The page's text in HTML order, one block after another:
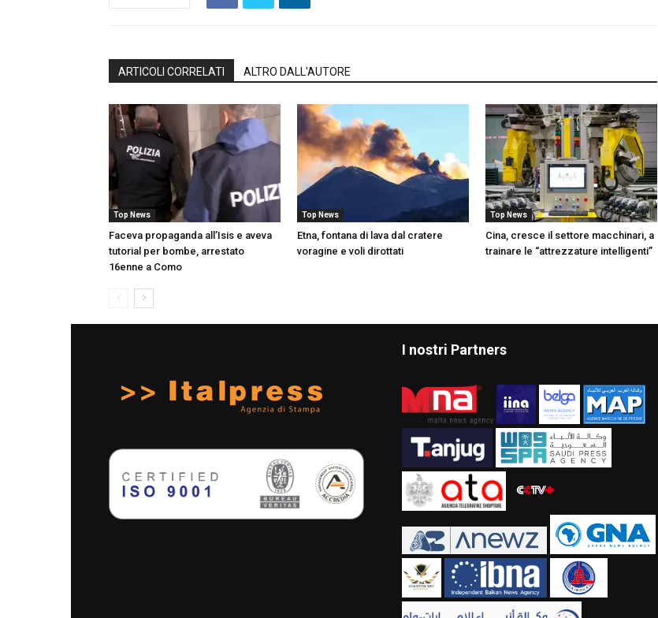
ARTICOLI CORRELATI ALTRO DALL'AUTORE
Top News
Faceva propaganda all’Isis e aveva
tutorial per bombe, arrestato
16enne a Como
Top News
Etna, fontana di lava dal cratere
voragine e voli dirottati
Top News
Cina, cresce il settore macchinari, a
trainare le “attrezzature intelligenti”
I nostri Partners